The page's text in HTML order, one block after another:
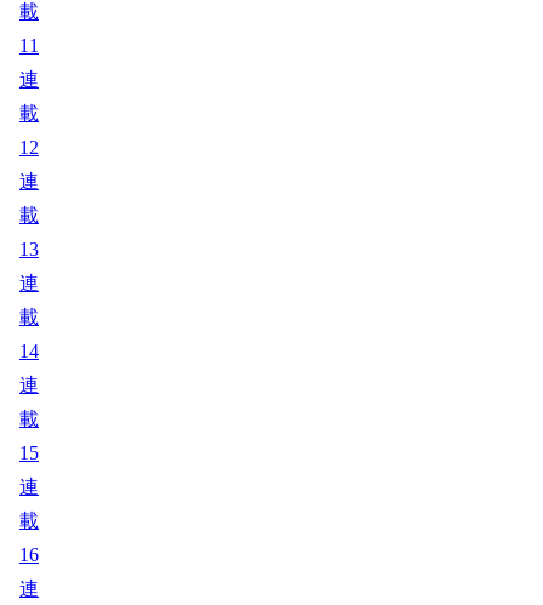
載
11
連
載
12
連
載
13
連
載
14
連
載
15
連
載
16
連